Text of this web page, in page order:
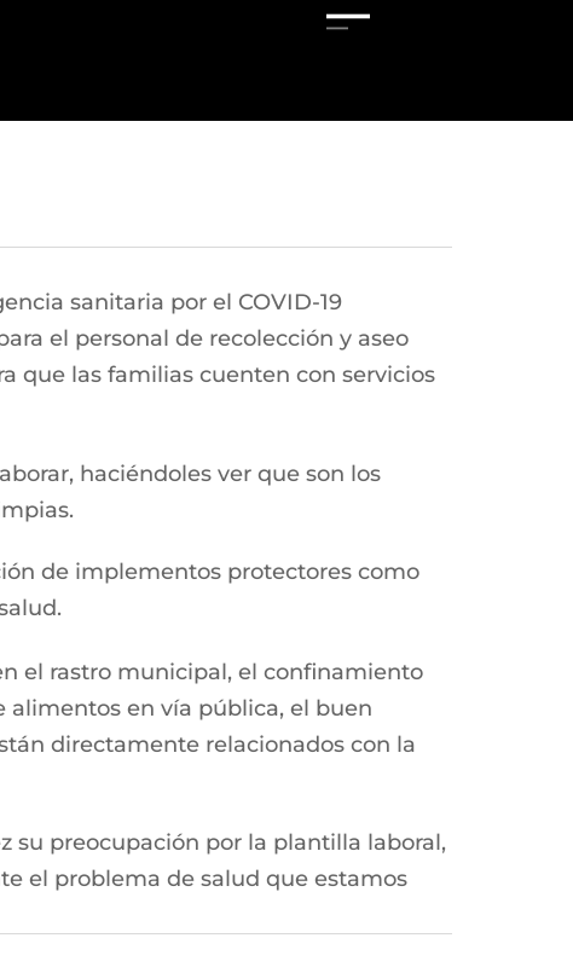
sanitaria por el COVID-19
el personal de recolección y aseo
que las familias cuenten con servicios
haciéndoles ver que son los
de implementos protectores como
el rastro municipal, el confinamiento
alimentos en vía pública, el buen
directamente relacionados con la
su preocupación por la plantilla laboral,
el problema de salud que estamos